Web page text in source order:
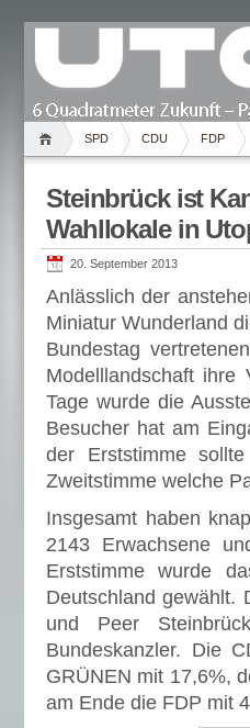
SPD CDU FDP
Steinbrück ist
Wahllokale in
20. September 2013
Anlässlich der
Miniatur Wunderland
Bundestag
Modelllandschaft ihre
Tage wurde die
Besucher hat am
der Erststimme
Zweitstimme welche
Insgesamt haben
2143 Erwachsene
Erststimme wurde
Deutschland gewählt.
und Peer
Bundeskanzler. Die
GRÜNEN mit 17,6%,
am Ende die FDP mit